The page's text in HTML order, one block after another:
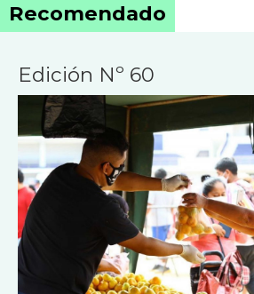
Recomendado
Edición Nº 60